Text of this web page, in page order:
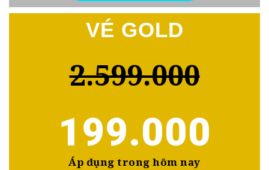
VÉ GOLD
2.599.000
199.000
Áp dụng trong hôm nay